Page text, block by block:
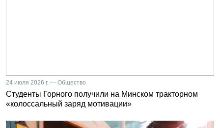
24 июля 2026 г. — Общество
Студенты Горного получили на Минском тракторном
«колоссальный заряд мотивации»